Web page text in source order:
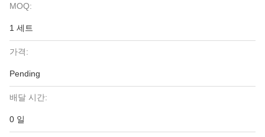
MOQ:
1 세트
가격:
Pending
배달 시간:
0 일